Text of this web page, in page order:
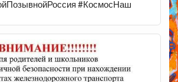
#КосмосНаш